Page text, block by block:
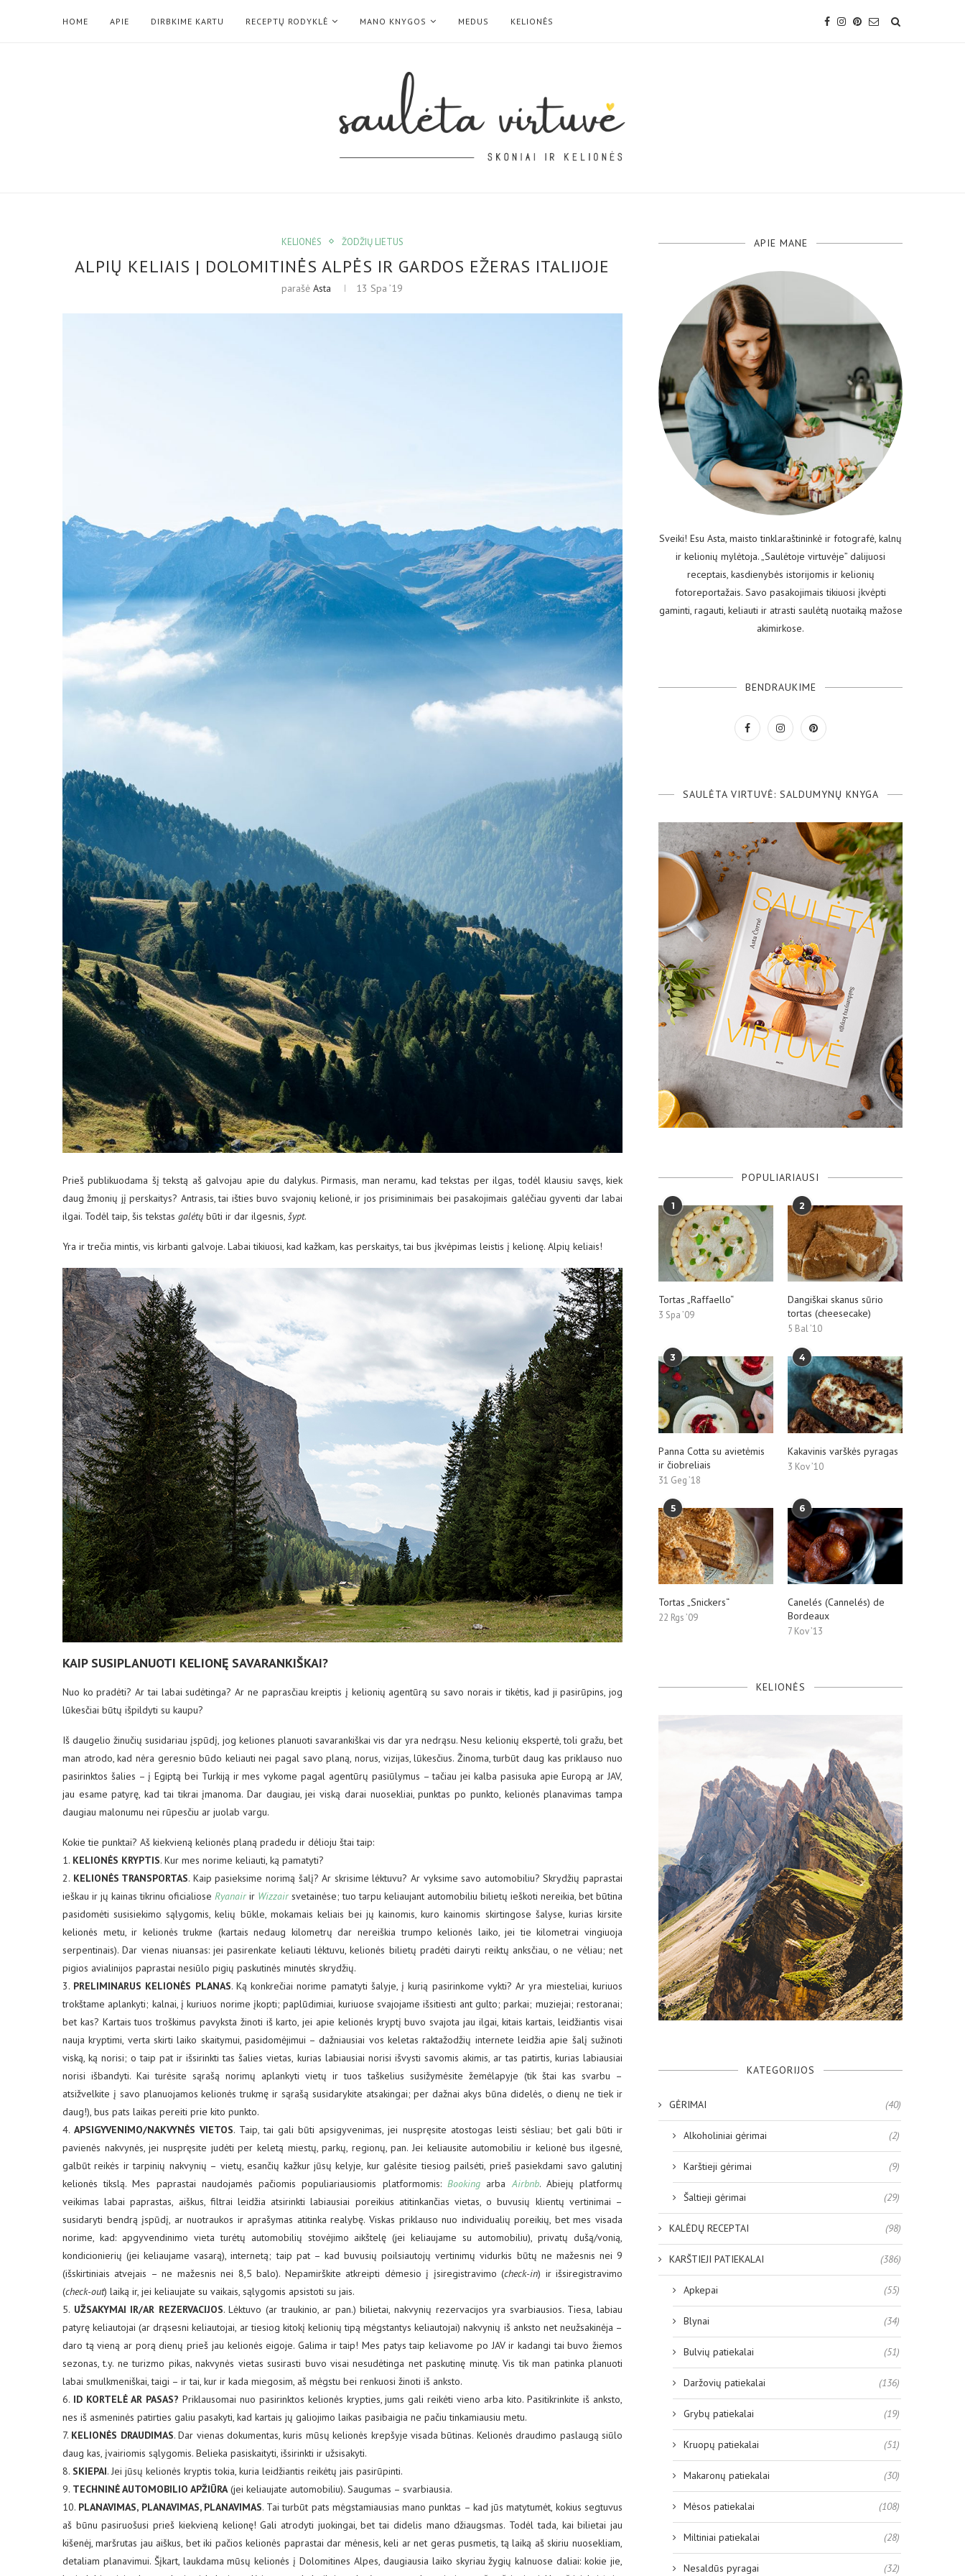
HOME APIE DIRBKIME KARTU RECEPTŲ RODYKLĖ MANO KNYGOS MEDUS KELIONĖS
KELIONĖS ŽODŽIŲ LIETUS
ALPIŲ KELIAIS | DOLOMITINĖS ALPĖS IR GARDOS EŽERAS ITALIJOJE
parašėAsta 13 Spa ’19
Prieš publikuodama šį tekstą aš galvojau apie du dalykus. Pirmasis, man neramu, kad tekstas per ilgas, todėl klausiu savęs, kiek
daug žmonių jį perskaitys? Antrasis, tai išties buvo svajonių kelionė, ir jos prisiminimais bei pasakojimais galėčiau gyventi dar labai
ilgai. Todėl taip, šis tekstas galėtų būti ir dar ilgesnis, šypt.
Yra ir trečia mintis, vis kirbanti galvoje. Labai tikiuosi, kad kažkam, kas perskaitys, tai bus įkvėpimas leistis į kelionę. Alpių keliais!
KAIP SUSIPLANUOTI KELIONĘ SAVARANKIŠKAI?
Nuo ko pradėti? Ar tai labai sudėtinga? Ar ne paprasčiau kreiptis į kelionių agentūrą su savo norais ir tikėtis, kad ji pasirūpins, jog
lūkesčiai būtų išpildyti su kaupu?
Iš daugelio žinučių susidariau įspūdį, jog keliones planuoti savarankiškai vis dar yra nedrąsu. Nesu kelionių ekspertė, toli gražu, bet
man atrodo, kad nėra geresnio būdo keliauti nei pagal savo planą, norus, vizijas, lūkesčius. Žinoma, turbūt daug kas priklauso nuo
pasirinktos šalies – į Egiptą bei Turkiją ir mes vykome pagal agentūrų pasiūlymus – tačiau jei kalba pasisuka apie Europą ar JAV,
jau esame patyrę, kad tai tikrai įmanoma. Dar daugiau, jei viską darai nuosekliai, punktas po punkto, kelionės planavimas tampa
daugiau malonumu nei rūpesčiu ar juolab vargu.
Kokie tie punktai? Aš kiekvieną kelionės planą pradedu ir dėlioju štai taip:
1. KELIONĖS KRYPTIS. Kur mes norime keliauti, ką pamatyti?
2. KELIONĖS TRANSPORTAS. Kaip pasieksime norimą šalį? Ar skrisime lėktuvu? Ar vyksime savo automobiliu? Skrydžių paprastai
ieškau ir jų kainas tikrinu oficialiose Ryanairir Wizzairsvetainėse; tuo tarpu keliaujant automobiliu bilietų ieškoti nereikia, bet būtina
pasidomėti susisiekimo sąlygomis, kelių būkle, mokamais keliais bei jų kainomis, kuro kainomis skirtingose šalyse, kurias kirsite
kelionės metu, ir kelionės trukme (kartais nedaug kilometrų dar nereiškia trumpo kelionės laiko, jei tie kilometrai vingiuoja
serpentinais). Dar vienas niuansas: jei pasirenkate keliauti lėktuvu, kelionės bilietų pradėti dairyti reiktų anksčiau, o ne vėliau; net
pigios avialinijos paprastai nesiūlo pigių paskutinės minutės skrydžių.
3. PRELIMINARUS KELIONĖS PLANAS. Ką konkrečiai norime pamatyti šalyje, į kurią pasirinkome vykti? Ar yra miesteliai, kuriuos
trokštame aplankyti; kalnai, į kuriuos norime įkopti; paplūdimiai, kuriuose svajojame išsitiesti ant gulto; parkai; muziejai; restoranai;
bet kas? Kartais tuos troškimus pavyksta žinoti iš karto, jei apie kelionės kryptį buvo svajota jau ilgai, kitais kartais, leidžiantis visai
nauja kryptimi, verta skirti laiko skaitymui, pasidomėjimui – dažniausiai vos keletas raktažodžių internete leidžia apie šalį sužinoti
viską, ką norisi; o taip pat ir išsirinkti tas šalies vietas, kurias labiausiai norisi išvysti savomis akimis, ar tas patirtis, kurias labiausiai
norisi išbandyti. Kai turėsite sąrašą norimų aplankyti vietų ir tuos taškelius susižymėsite žemėlapyje (tik štai kas svarbu –
atsižvelkite į savo planuojamos kelionės trukmę ir sąrašą susidarykite atsakingai; per dažnai akys būna didelės, o dienų ne tiek ir
daug!), bus pats laikas pereiti prie kito punkto.
4.APSIGYVENIMO/NAKVYNĖS VIETOS. Taip, tai gali būti apsigyvenimas, jei nuspręsite atostogas leisti sėsliau; bet gali būti ir
pavienės nakvynės, jei nuspręsite judėti per keletą miestų, parkų, regionų, pan. Jei keliausite automobiliu ir kelionė bus ilgesnė,
galbūt reikės ir tarpinių nakvynių – vietų, esančių kažkur jūsų kelyje, kur galėsite tiesiog pailsėti, prieš pasiekdami savo galutinį
kelionės tikslą. Mes paprastai naudojamės pačiomis populiariausiomis platformomis: Booking arbaAirbnb. Abiejų platformų
veikimas labai paprastas, aiškus, filtrai leidžia atsirinkti labiausiai poreikius atitinkančias vietas, o buvusių klientų vertinimai –
susidaryti bendrą įspūdį, ar nuotraukos ir aprašymas atitinka realybę. Viskas priklauso nuo individualių poreikių, bet mes visada
norime, kad: apgyvendinimo vieta turėtų automobilių stovėjimo aikštelę (jei keliaujame su automobiliu), privatų dušą/vonią,
kondicionierių (jei keliaujame vasarą), internetą; taip pat – kad buvusių poilsiautojų vertinimų vidurkis būtų ne mažesnis nei 9
(išskirtiniais atvejais – ne mažesnis nei 8,5 balo). Nepamirškite atkreipti dėmesio į įsiregistravimo (check-in) ir išsiregistravimo
(check-out) laiką ir, jei keliaujate su vaikais, sąlygomis apsistoti su jais.
5. UŽSAKYMAI IR/AR REZERVACIJOS. Lėktuvo (ar traukinio, ar pan.) bilietai, nakvynių rezervacijos yra svarbiausios. Tiesa, labiau
patyrę keliautojai (ar drąsesni keliautojai, ar tiesiog kitokį kelionių tipą mėgstantys keliautojai) nakvynių iš anksto net neužsakinėja –
daro tą vieną ar porą dienų prieš jau kelionės eigoje. Galima ir taip! Mes patys taip keliavome po JAV ir kadangi tai buvo žiemos
sezonas, t.y. ne turizmo pikas, nakvynės vietas susirasti buvo visai nesudėtinga net paskutinę minutę. Vis tik man patinka planuoti
labai smulkmeniškai, taigi – ir tai, kur ir kada miegosim, aš mėgstu bei renkuosi žinoti iš anksto.
6. ID KORTELĖ AR PASAS? Priklausomai nuo pasirinktos kelionės krypties, jums gali reikėti vieno arba kito. Pasitikrinkite iš anksto,
nes iš asmeninės patirties galiu pasakyti, kad kartais jų galiojimo laikas pasibaigia ne pačiu tinkamiausiu metu.
7. KELIONĖS DRAUDIMAS. Dar vienas dokumentas, kuris mūsų kelionės krepšyje visada būtinas. Kelionės draudimo paslaugą siūlo
daug kas, įvairiomis sąlygomis. Belieka pasiskaityti, išsirinkti ir užsisakyti.
8. SKIEPAI. Jei jūsų kelionės kryptis tokia, kuria leidžiantis reikėtų jais pasirūpinti.
9. TECHNINĖ AUTOMOBILIO APŽIŪRA(jei keliaujate automobiliu). Saugumas – svarbiausia.
10. PLANAVIMAS, PLANAVIMAS, PLANAVIMAS. Tai turbūt pats mėgstamiausias mano punktas – kad jūs matytumėt, kokius segtuvus
aš būnu pasiruošusi prieš kiekvieną kelionę! Gali atrodyti juokingai, bet tai didelis mano džiaugsmas. Todėl tada, kai bilietai jau
kišenėj, maršrutas jau aiškus, bet iki pačios kelionės paprastai dar mėnesis, keli ar net geras pusmetis, tą laiką aš skiriu nuosekliam,
detaliam planavimui. Šįkart, laukdama mūsų kelionės į Dolomitines Alpes, daugiausia laiko skyriau žygių kalnuose daliai: kokie jie,
APIE MANE
Sveiki! Esu Asta, maisto tinklaraštininkė ir fotografė, kalnų
ir kelionių mylėtoja. „Saulėtoje virtuvėje” dalijuosi
receptais, kasdienybės istorijomis ir kelionių
fotoreportažais. Savo pasakojimais tikiuosi įkvėpti
gaminti, ragauti, keliauti ir atrasti saulėtą nuotaiką mažose
akimirkose.
BENDRAUKIME
SAULĖTA VIRTUVĖ: SALDUMYNŲ KNYGA
POPULIARIAUSI
1
Tortas „Raffaello“
3 Spa ’09
2
Dangiškai skanus sūrio
tortas (cheesecake)
5 Bal ’10
3
Panna Cotta su avietėmis
ir čiobreliais
31 Geg ’18
4
Kakavinis varškės pyragas
3 Kov ’10
5
Tortas „Snickers“
22 Rgs ’09
6
Canelés (Cannelés) de
Bordeaux
7 Kov ’13
KELIONĖS
KATEGORIJOS
GĖRIMAI (40)
Alkoholiniai gėrimai (2)
Karštieji gėrimai (9)
Šaltieji gėrimai (29)
KALĖDŲ RECEPTAI (98)
KARŠTIEJI PATIEKALAI (386)
Apkepai (55)
Blynai (34)
Bulvių patiekalai (51)
Daržovių patiekalai (136)
Grybų patiekalai (19)
Kruopų patiekalai (51)
Makaronų patiekalai (30)
Mėsos patiekalai (108)
Miltiniai patiekalai (28)
Nesaldūs pyragai (32)